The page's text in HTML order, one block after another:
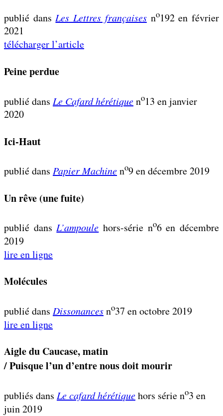
publié dans Les Lettres françaisesno192 en février
2021
télécharger l’article
Peine perdue
publié dans Le Cafard hérétiqueno13 en janvier
2020
Ici-Haut
publié dans Papier Machineno9 en décembre 2019
Un rêve (une fuite)
publié dansL’ampoule hors-série no6 en décembre
2019
lire en ligne
Molécules
publié dans Dissonancesno37 en octobre 2019
lire en ligne
Aigle du Caucase, matin
/ Puisque l’un d’entre nous doit mourir
publiés dans Le cafard hérétiquehors série no3 en
juin 2019